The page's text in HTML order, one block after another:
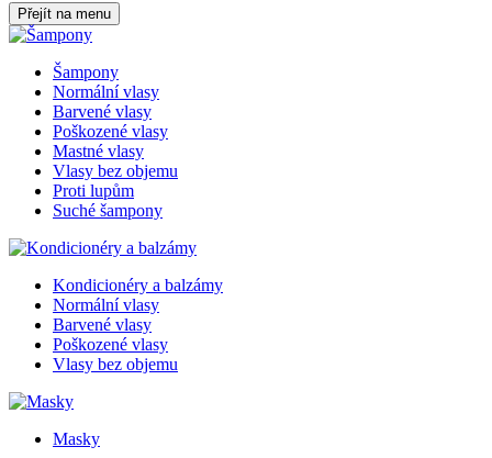
Přejít na menu
Šampony
Normální vlasy
Barvené vlasy
Poškozené vlasy
Mastné vlasy
Vlasy bez objemu
Proti lupům
Suché šampony
Kondicionéry a balzámy
Normální vlasy
Barvené vlasy
Poškozené vlasy
Vlasy bez objemu
Masky